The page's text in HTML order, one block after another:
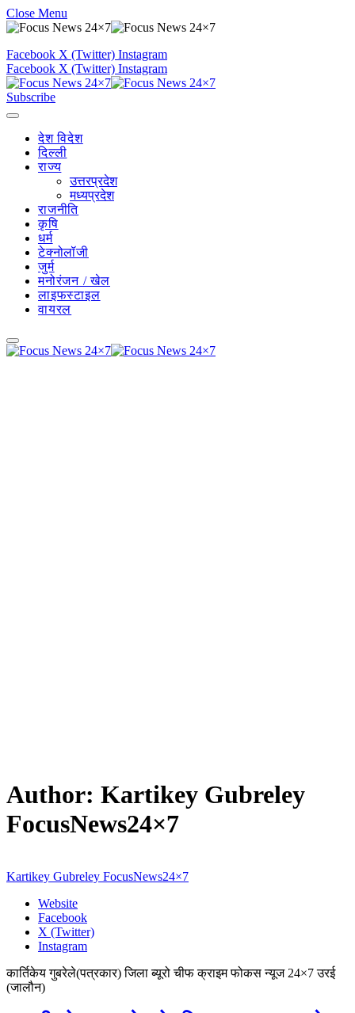
Close Menu
Facebook X (Twitter) Instagram
Facebook X (Twitter) Instagram
Subscribe
देश विदेश
दिल्ली
राज्य
उत्तरप्रदेश
मध्यप्रदेश
राजनीति
कृषि
धर्म
टेक्नोलॉजी
जुर्म
मनोरंजन / खेल
लाइफस्टाइल
वायरल
Author: Kartikey Gubreley
FocusNews24×7
Kartikey Gubreley FocusNews24×7
Website
Facebook
X (Twitter)
Instagram
कार्तिकेय गुबरेले(पत्रकार) जिला ब्यूरो चीफ क्राइम फोकस न्यूज 24×7 उरई
(जालौन)